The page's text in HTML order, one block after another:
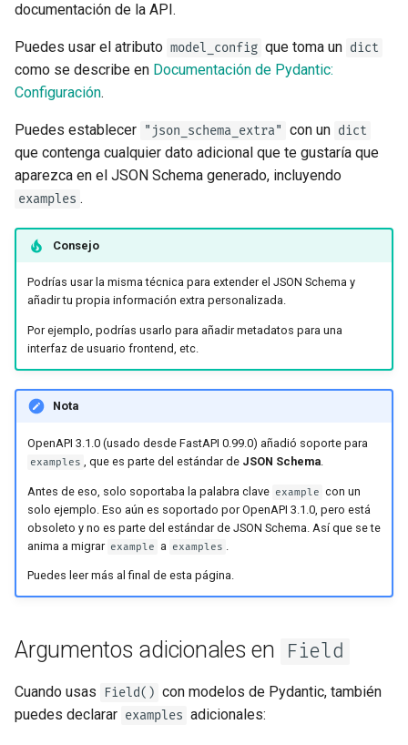
Configuraciones y Variables
de Entorno
Callbacks de OpenAPI
Webhooks de OpenAPI
Incluyendo WSGI - Flask,
Django, otros
Generando SDKs
Tipos avanzados de Python
JSON con Bytes como
Base64
Chequeo estricto de Content-
documentación de la API.
Puedes usar el atributo model_config que toma un dict
como se describe en Documentación de Pydantic:
Configuración.
Puedes establecer "json_schema_extra" con un dict
que contenga cualquier dato adicional que te gustaría que
aparezca en el JSON Schema generado, incluyendo
examples .
Consejo
Podrías usar la misma técnica para extender el JSON Schema y
añadir tu propia información extra personalizada.
Por ejemplo, podrías usarlo para añadir metadatos para una
interfaz de usuario frontend, etc.
Nota
OpenAPI 3.1.0 (usado desde FastAPI 0.99.0) añadió soporte para
examples , que es parte del estándar de JSON Schema.
Antes de eso, solo soportaba la palabra clave example con un
solo ejemplo. Eso aún es soportado por OpenAPI 3.1.0, pero está
obsoleto y no es parte del estándar de JSON Schema. Así que se te
anima a migrar example a examples
Puedes leer más al final de esta página.
Argumentos adicionales en Field
Cuando usas Field() con modelos de Pydantic, también
puedes declarar examples adicionales: